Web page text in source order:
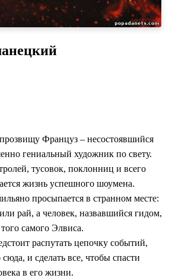
Француз – несостоявшийся
гениальный художник по свету.
тусовок, поклонниц и всего
жизнь успешного шоумена.
просыпается в странном месте:
рай, а человек, назвавшийся гидом,
самого Элвиса.
распутать цепочку событий,
и сделать все, чтобы спасти
в его жизни.